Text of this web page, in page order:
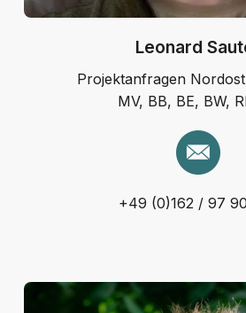
Leonard
Projektanfragen
MV, BB, BE, BW,
+49 (0)162 / 97